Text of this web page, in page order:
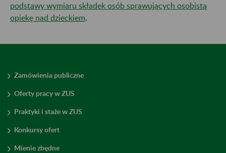
podstawy wymiaru składek osób sprawujących osobistą
opiekę nad dzieckiem.
Zamówienia publiczne
Oferty pracy w ZUS
Praktyki i staże w ZUS
Konkursy ofert
Mienie zbędne